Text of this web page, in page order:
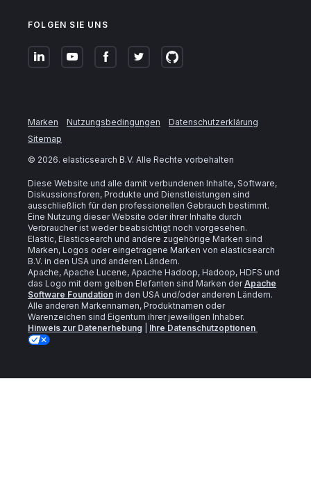
FOLGEN SIE UNS
Marken Nutzungsbedingungen
Datenschutzerklärung
Sitemap
© 2026. elasticsearch B.V. Alle Rechte vorbehalten
Diese Website und alle damit verbundenen Inhalte, Software,
Diskussionsforen, Produkte und Dienstleistungen sind
ausschließlich für den professionellen Gebrauch bestimmt.
Eine Nutzung dieser Website oder ihrer Inhalte durch
Verbraucher ist weder beabsichtigt noch vorgesehen.
Elastic, Elasticsearch und andere zugehörige Marken sind
Marken, Logos oder eingetragene Marken von elasticsearch
B.V. in den USA und anderen Ländern.
Apache, Apache Lucene, Apache Hadoop, Hadoop, HDFS und
das Logo mit dem gelben Elefanten sind Marken derApache
Software Foundation in den USA und/oder anderen Ländern.
Alle anderen Markennamen, Produktnamen oder
Warenzeichen sind Eigentum ihrer jeweiligen Inhaber.
Hinweis zur Datenerhebung
Ihre Datenschutzoptionen